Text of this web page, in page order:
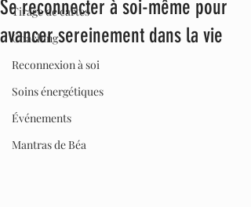
Tirage de cartes
Coaching
Reconnexion à soi
Soins énergétiques
Événements
Mantras de Béa
Se reconnecter à soi-même pour
avancer sereinement dans la vie